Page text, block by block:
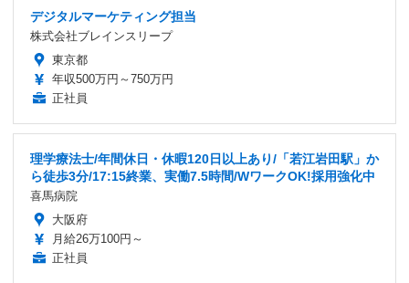
デジタルマーケティング担当
株式会社ブレインスリープ
東京都
年収500万円～750万円
正社員
理学療法士/年間休日・休暇120日以上あり/「若江岩田駅」か
ら徒歩3分/17:15終業、実働7.5時間/WワークOK!採用強化中
喜馬病院
大阪府
月給26万100円～
正社員